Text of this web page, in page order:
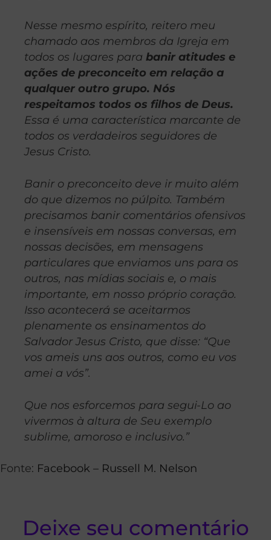
Nesse mesmo espírito, reitero meu
chamado aos membros da Igreja em
todos os lugares para banir atitudes e
ações de preconceito em relação a
qualquer outro grupo. Nós
respeitamos todos os filhos de Deus.
Essa é uma característica marcante de
todos os verdadeiros seguidores de
Jesus Cristo.
Banir o preconceito deve ir muito além
do que dizemos no púlpito. Também
precisamos banir comentários ofensivos
e insensíveis em nossas conversas, em
nossas decisões, em mensagens
particulares que enviamos uns para os
outros, nas mídias sociais e, o mais
importante, em nosso próprio coração.
Isso acontecerá se aceitarmos
plenamente os ensinamentos do
Salvador Jesus Cristo, que disse: “Que
vos ameis uns aos outros, como eu vos
amei a vós”.
Que nos esforcemos para segui-Lo ao
vivermos à altura de Seu exemplo
sublime, amoroso e inclusivo.”
Fonte: Facebook – Russell M. Nelson
Deixe seu comentário